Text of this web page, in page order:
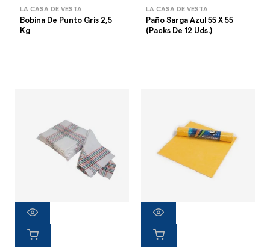
LA CASA DE VESTA
Bobina De Punto Gris 2,5
Kg
LA CASA DE VESTA
Paño Sarga Azul 55 X 55
(Packs De 12 Uds.)